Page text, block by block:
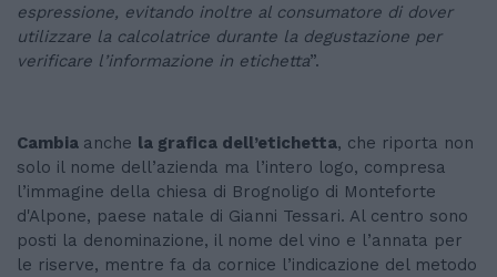
espressione, evitando inoltre al consumatore di dover
utilizzare la calcolatrice durante la degustazione per
verificare l’informazione in etichetta”.
Cambia anche la grafica dell’etichetta, che riporta non
solo il nome dell’azienda ma l’intero logo, compresa
l’immagine della chiesa di Brognoligo di Monteforte
d'Alpone, paese natale di Gianni Tessari. Al centro sono
posti la denominazione, il nome del vino e l’annata per
le riserve, mentre fa da cornice l’indicazione del metodo